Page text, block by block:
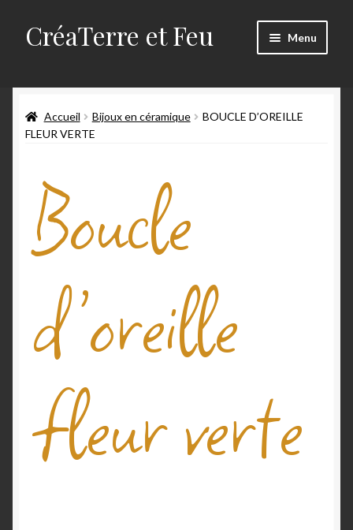
CréaTerre et Feu Menu
Blog
Mon compte
Mon travail
Qui suis-je
Accueil Bijoux en céramique
BOUCLE D’OREILLE
FLEUR VERTE
Boucle
d’oreille
fleur verte